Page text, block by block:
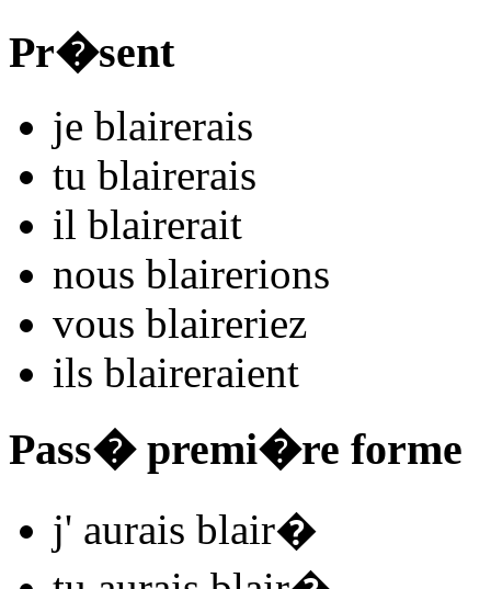
Pr�sent
je blairerais
tu blairerais
il blairerait
nous blairerions
vous blaireriez
ils blaireraient
Pass� premi�re forme
j' aurais blair�